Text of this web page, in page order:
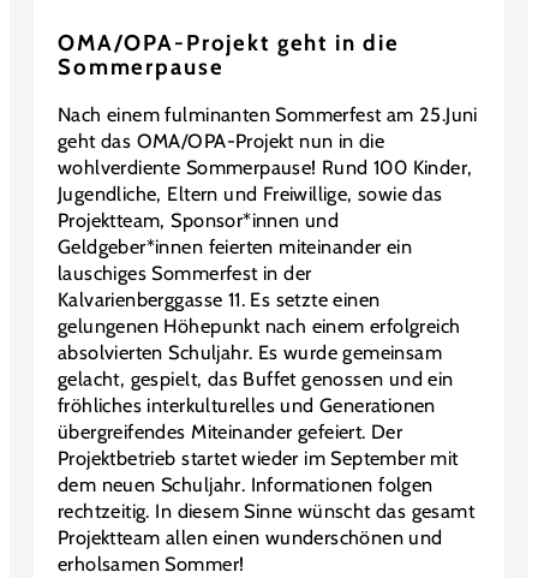
OMA/OPA-Projekt geht in die
Sommerpause
Nach einem fulminanten Sommerfest am 25.Juni
geht das OMA/OPA-Projekt nun in die
wohlverdiente Sommerpause! Rund 100 Kinder,
Jugendliche, Eltern und Freiwillige, sowie das
Projektteam, Sponsor*innen und
Geldgeber*innen feierten miteinander ein
lauschiges Sommerfest in der
Kalvarienberggasse 11. Es setzte einen
gelungenen Höhepunkt nach einem erfolgreich
absolvierten Schuljahr. Es wurde gemeinsam
gelacht, gespielt, das Buffet genossen und ein
fröhliches interkulturelles und Generationen
übergreifendes Miteinander gefeiert. Der
Projektbetrieb startet wieder im September mit
dem neuen Schuljahr. Informationen folgen
rechtzeitig. In diesem Sinne wünscht das gesamt
Projektteam allen einen wunderschönen und
erholsamen Sommer!